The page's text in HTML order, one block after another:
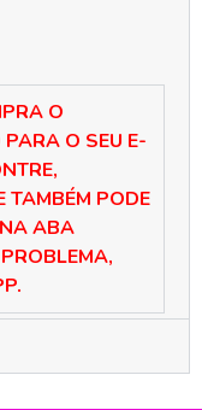
O
O SEU E-
TAMBÉM PODE
ABA